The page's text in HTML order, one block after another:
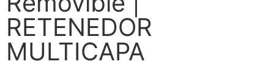
RETENEDOR
MULTICAPA